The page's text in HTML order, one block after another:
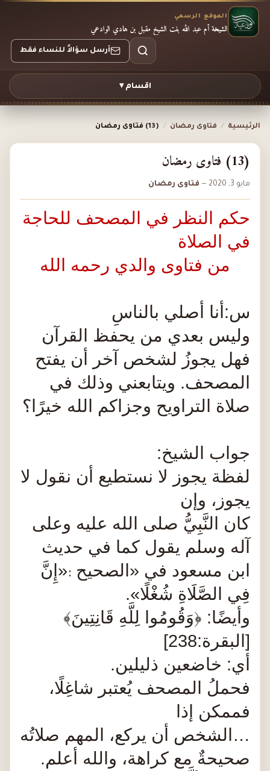
الموقع الرسمي
الشيخة أم عبد الله بنت الشيخ مقبل بن هادي الوادعي
أرسل سؤالاً للنساء فقط
اقسام ▾
الرئيسية / فتاوى رمضان / (13) فتاوى رمضان
(13) فتاوى رمضان
مايو 3, 2020 — فتاوى رمضان
حكم النظر في المصحف للحاجة
في الصلاة
من فتاوى والدي رحمه الله
س:أنا أصلي بالناسِ
وليس بعدي من يحفظ القرآن
فهل يجوزُ لشخص آخر أن يفتح
المصحف. ويتابعني وذلك في
صلاة التراويح وجزاكم الله خيرًا؟
جواب الشيخ:
لفظة يجوز لا نستطيع أن نقول لا
يجوز، وإن
كان النَّبِيُّ صلى الله عليه وعلى
آله وسلم يقول كما في حديث
ابن مسعود في «الصحيح :«إِنَّ
فِي الصَّلَاةِ شُغْلًا».
وأيضًا: ﴿وَقُومُوا لِلَّهِ قَانِتِينَ﴾
[البقرة:238]
أي: خاضعين ذليلين.
فحملُ المصحف يُعتبر شاغِلًا،
فممكن إذا
…الشخص أن يركع، المهم صلاتُه
صحيحةٌ مع كراهة، والله أعلم.